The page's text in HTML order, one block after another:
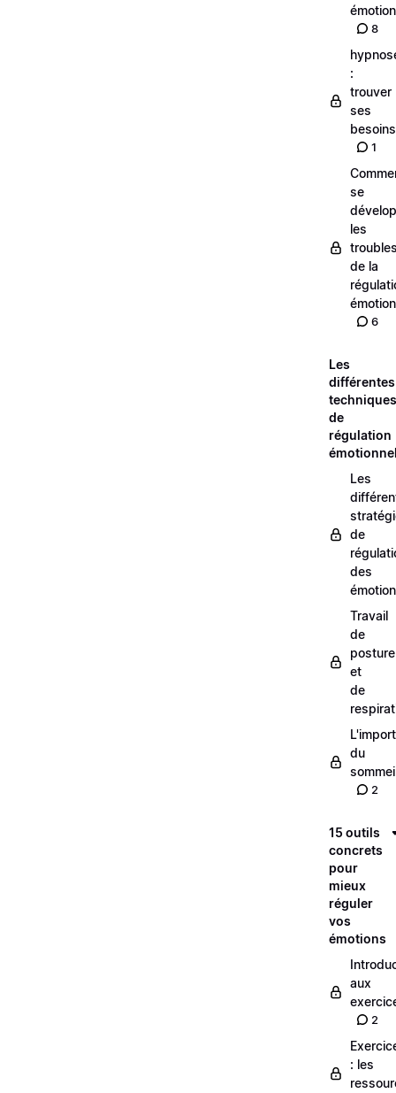
8
:
trouver
ses
besoins
1
se
les
de la
6
Les
différentes
techniques
de
régulation
Les
de
des
Travail
de
posture
et
de
du
2
15 outils
concrets
pour
mieux
réguler
vos
émotions
aux
2
: les